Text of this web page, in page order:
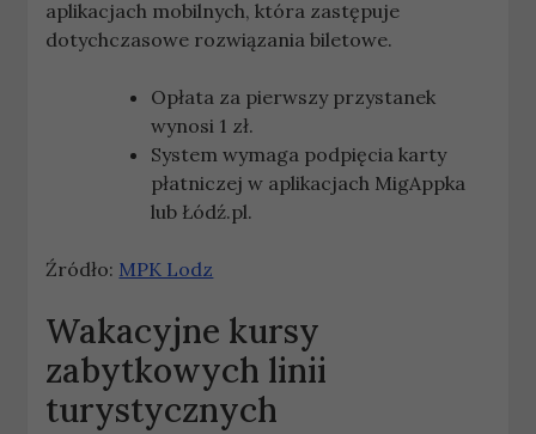
aplikacjach mobilnych, która zastępuje
dotychczasowe rozwiązania biletowe.
Opłata za pierwszy przystanek
wynosi 1 zł.
System wymaga podpięcia karty
płatniczej w aplikacjach MigAppka
lub Łódź.pl.
Źródło: MPK Lodz
Wakacyjne kursy
zabytkowych linii
turystycznych